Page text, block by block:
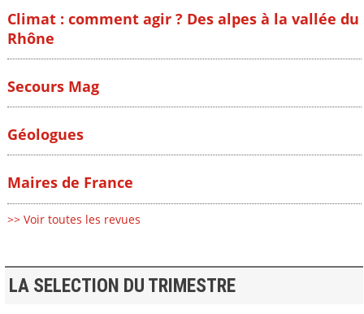
Climat : comment agir ? Des alpes à la vallée du
Rhône
Secours Mag
Géologues
Maires de France
>> Voir toutes les revues
LA SELECTION DU TRIMESTRE